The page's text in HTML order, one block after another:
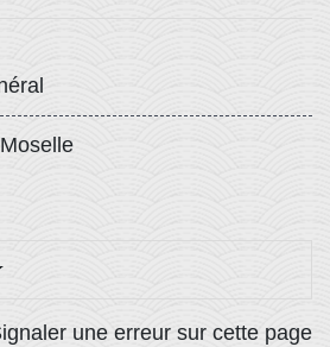
une erreur sur cette page